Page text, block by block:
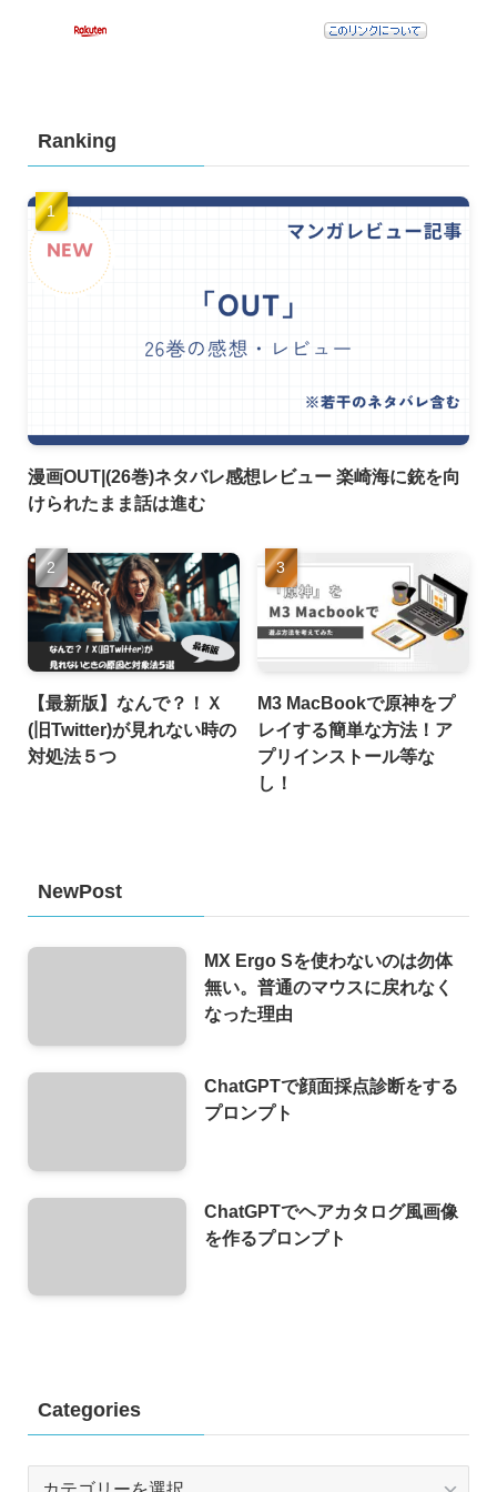
Ranking
漫画OUT|(26巻)ネタバレ感想レビュー 楽崎海に銃を向
けられたまま話は進む
【最新版】なんで？！Ｘ
(旧Twitter)が見れない時の
対処法５つ
M3 MacBookで原神をプ
レイする簡単な方法！ア
プリインストール等な
し！
NewPost
MX Ergo Sを使わないのは勿体
無い。普通のマウスに戻れなく
なった理由
ChatGPTで顔面採点診断をする
プロンプト
ChatGPTでヘアカタログ風画像
を作るプロンプト
Categories
Categories